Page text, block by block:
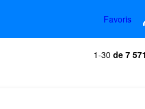
Favoris
1-30 de 7